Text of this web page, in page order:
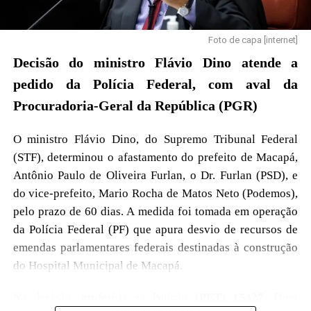
(pág. 40), desta quinta-feira, 26.
Apelação Cível n.° 0714425-47.2024.8.01.0001Foto de capa [internet]
Decisão do ministro Flávio Dino atende a
pedido da Polícia Federal, com aval da
Procuradoria-Geral da República (PGR)
O ministro Flávio Dino, do Supremo Tribunal Federal
(STF), determinou o afastamento do prefeito de Macapá,
Antônio Paulo de Oliveira Furlan, o Dr. Furlan (PSD), e
do vice-prefeito, Mario Rocha de Matos Neto (Podemos),
pelo prazo de 60 dias. A medida foi tomada em operação
da Polícia Federal (PF) que apura desvio de recursos de
emendas parlamentares federais destinadas à construção
do Hospital Municipal de Macapá.